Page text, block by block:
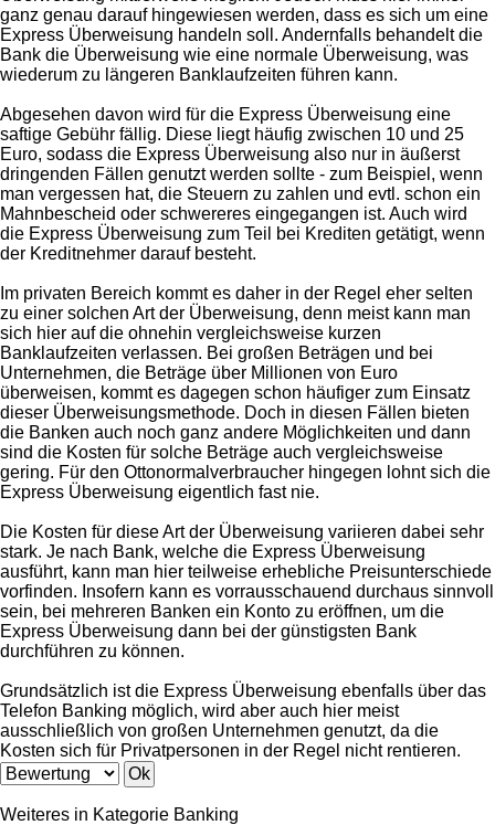
ganz genau darauf hingewiesen werden, dass es sich um eine
Express Überweisung handeln soll. Andernfalls behandelt die
Bank die Überweisung wie eine normale Überweisung, was
wiederum zu längeren Banklaufzeiten führen kann.
Abgesehen davon wird für die Express Überweisung eine
saftige Gebühr fällig. Diese liegt häufig zwischen 10 und 25
Euro, sodass die Express Überweisung also nur in äußerst
dringenden Fällen genutzt werden sollte - zum Beispiel, wenn
man vergessen hat, die Steuern zu zahlen und evtl. schon ein
Mahnbescheid oder schwereres eingegangen ist. Auch wird
die Express Überweisung zum Teil bei Krediten getätigt, wenn
der Kreditnehmer darauf besteht.
Im privaten Bereich kommt es daher in der Regel eher selten
zu einer solchen Art der Überweisung, denn meist kann man
sich hier auf die ohnehin vergleichsweise kurzen
Banklaufzeiten verlassen. Bei großen Beträgen und bei
Unternehmen, die Beträge über Millionen von Euro
überweisen, kommt es dagegen schon häufiger zum Einsatz
dieser Überweisungsmethode. Doch in diesen Fällen bieten
die Banken auch noch ganz andere Möglichkeiten und dann
sind die Kosten für solche Beträge auch vergleichsweise
gering. Für den Ottonormalverbraucher hingegen lohnt sich die
Express Überweisung eigentlich fast nie.
Die Kosten für diese Art der Überweisung variieren dabei sehr
stark. Je nach Bank, welche die Express Überweisung
ausführt, kann man hier teilweise erhebliche Preisunterschiede
vorfinden. Insofern kann es vorrausschauend durchaus sinnvoll
sein, bei mehreren Banken ein Konto zu eröffnen, um die
Express Überweisung dann bei der günstigsten Bank
durchführen zu können.
Grundsätzlich ist die Express Überweisung ebenfalls über das
Telefon Banking möglich, wird aber auch hier meist
ausschließlich von großen Unternehmen genutzt, da die
Kosten sich für Privatpersonen in der Regel nicht rentieren.
Weiteres in Kategorie Banking